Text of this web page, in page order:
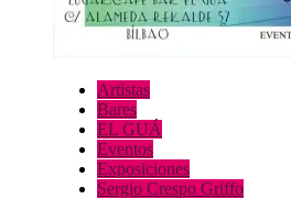
Artistas
Bares
EL GUÁ
Eventos
Exposiciones
Sergio Crespo Griffo